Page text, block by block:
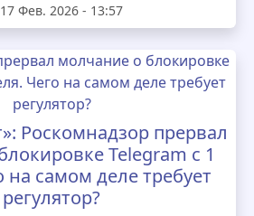
Фев. 2026 - 13:57
Роскомнадзор прервал
Telegram с 1
на самом деле требует
регулятор?